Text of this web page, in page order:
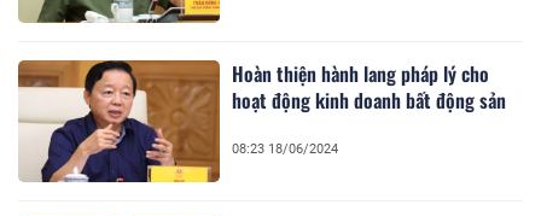
Hoàn thiện hành lang pháp lý cho
hoạt động kinh doanh bất động sản
08:23 18/06/2024